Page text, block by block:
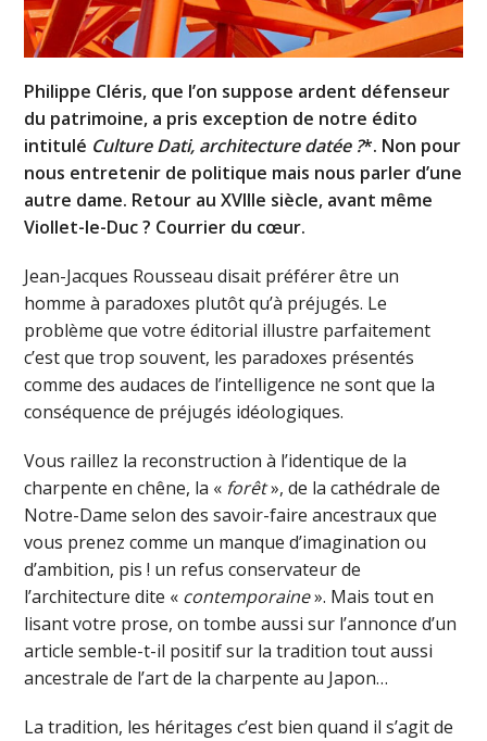
Philippe Cléris, que l’on suppose ardent défenseur
du patrimoine, a pris exception de notre édito
intitulé Culture Dati, architecture datée ?*. Non pour
nous entretenir de politique mais nous parler d’une
autre dame. Retour au XVIIIe siècle, avant même
Viollet-le-Duc ? Courrier du cœur.
Jean-Jacques Rousseau disait préférer être un
homme à paradoxes plutôt qu’à préjugés. Le
problème que votre éditorial illustre parfaitement
c’est que trop souvent, les paradoxes présentés
comme des audaces de l’intelligence ne sont que la
conséquence de préjugés idéologiques.
Vous raillez la reconstruction à l’identique de la
charpente en chêne, la « forêt», de la cathédrale de
Notre-Dame selon des savoir-faire ancestraux que
vous prenez comme un manque d’imagination ou
d’ambition, pis ! un refus conservateur de
l’architecture dite « contemporaine». Mais tout en
lisant votre prose, on tombe aussi sur l’annonce d’un
article semble-t-il positif sur la tradition tout aussi
ancestrale de l’art de la charpente au Japon…
La tradition, les héritages c’est bien quand il s’agit de